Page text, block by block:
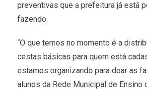
preventivas que a prefeitura já está
fazendo.
“O que temos no momento é a
cestas básicas para quem está
estamos organizando para doar as
alunos da Rede Municipal de Ensino